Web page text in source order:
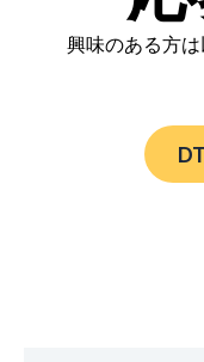
興味のある方